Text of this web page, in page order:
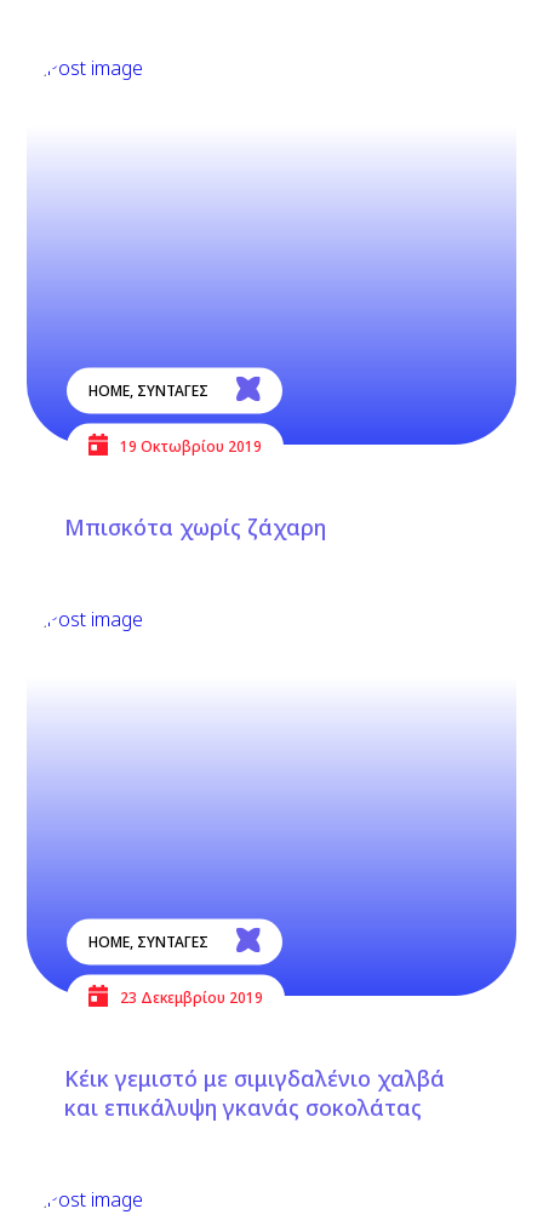
HOME, ΣΥΝΤΑΓΕΣ
19 Οκτωβρίου 2019
Μπισκότα χωρίς ζάχαρη
HOME, ΣΥΝΤΑΓΕΣ
23 Δεκεμβρίου 2019
Κέικ γεμιστό με σιμιγδαλένιο χαλβά
και επικάλυψη γκανάς σοκολάτας